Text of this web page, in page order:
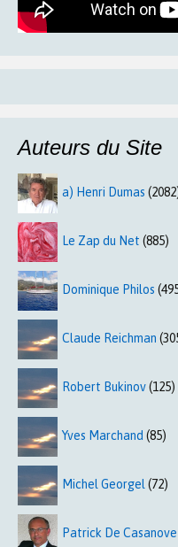
Auteurs du Site
a) Henri Dumas
Le Zap du Net (885)
Dominique Philos
Claude Reichman
Robert Bukinov(125)
Yves Marchand (85)
Michel Georgel (72)
Patrick De Casanove